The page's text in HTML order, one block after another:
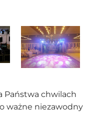
Państwa chwilach
ważne niezawodny